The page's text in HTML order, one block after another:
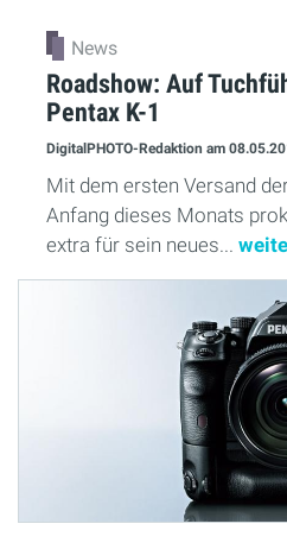
News
Roadshow: Auf
Pentax K-1
DigitalPHOTO-Redaktion am
Mit dem ersten Versand
Anfang dieses Monats
extra für sein neues...